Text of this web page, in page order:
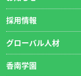
採用情報
グローバル人材
香南学園